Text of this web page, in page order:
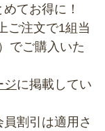
てお得に！
ご注文で1組当
でご購入いた
ジに掲載してい
割引は適用さ